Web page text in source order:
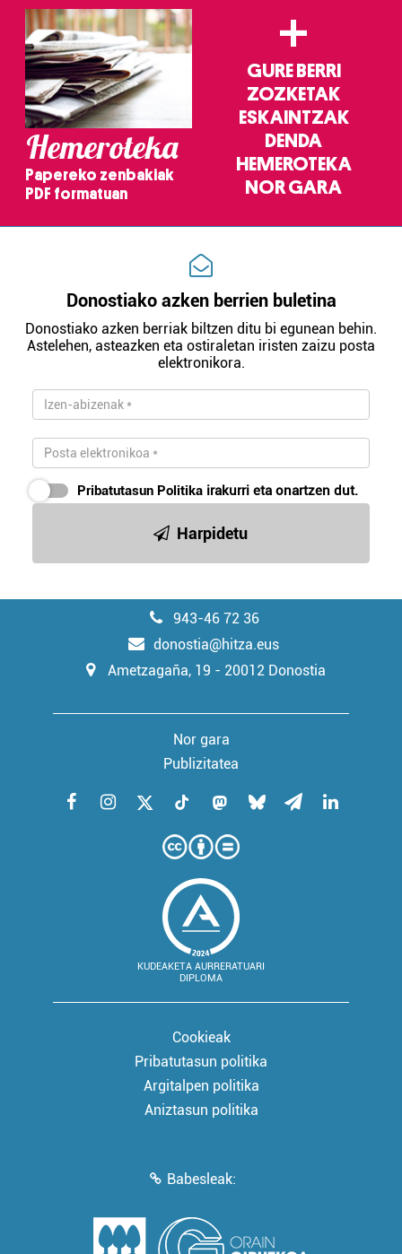
Hemeroteka
Papereko zenbakiak
PDF formatuan
+
GURE BERRI
ZOZKETAK
ESKAINTZAK
DENDA
HEMEROTEKA
NOR GARA
Donostiako azken berrien buletina
Donostiako azken berriak biltzen ditu bi egunean behin.
Astelehen, asteazken eta ostiraletan iristen zaizu posta
elektronikora.
Pribatutasun Politika irakurri eta onartzen dut.
Harpidetu
943-46 72 36
donostia@hitza.eus
Ametzagaña, 19 - 20012 Donostia
Nor gara
Publizitatea
KUDEAKETA AURRERATUARI
DIPLOMA
Cookieak
Pribatutasun politika
Argitalpen politika
Aniztasun politika
Babesleak: